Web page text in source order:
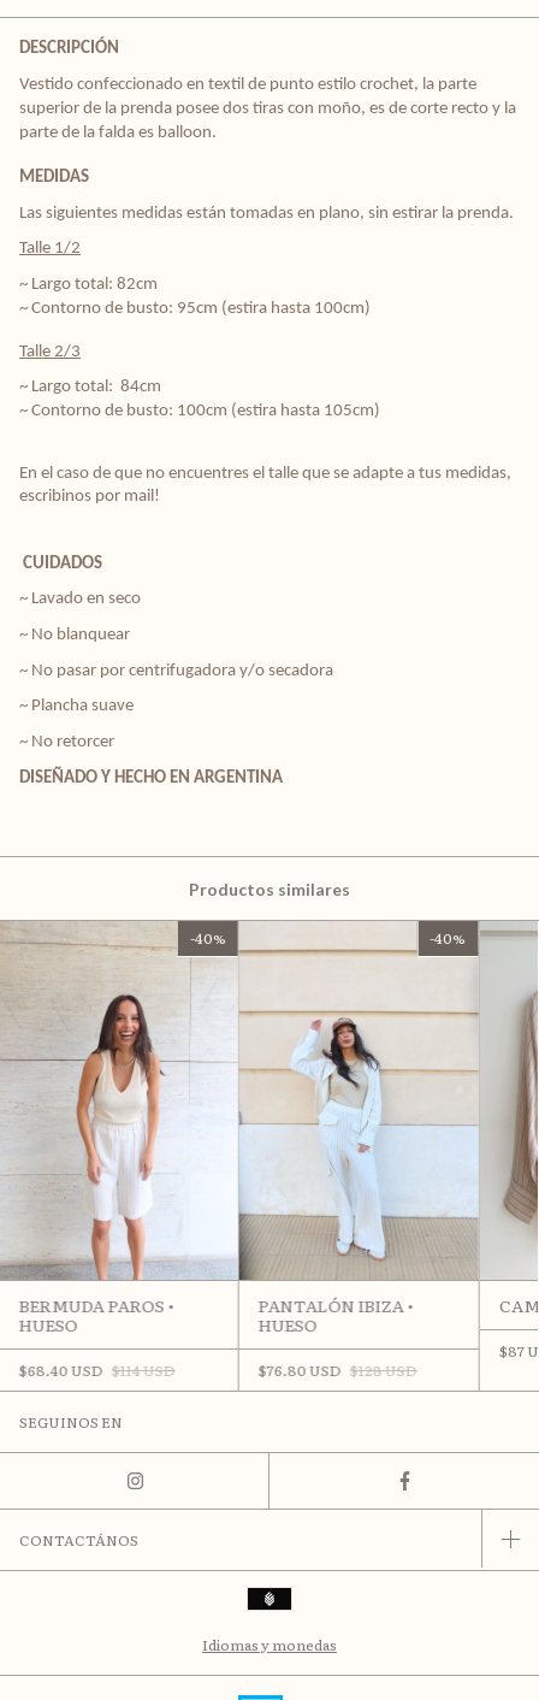
DESCRIPCIÓN
Vestido confeccionado en textil de punto estilo crochet, la parte
superior de la prenda posee dos tiras con moño, es de corte recto y la
parte de la falda es balloon.
MEDIDAS
Las siguientes medidas están tomadas en plano, sin estirar la prenda.
Talle 1/2
~ Largo total: 82cm
~ Contorno de busto: 95cm (estira hasta 100cm)
Talle 2/3
~ Largo total: 84cm
~ Contorno de busto: 100cm (estira hasta 105cm)
En el caso de que no encuentres el talle que se adapte a tus medidas,
escribinos por mail!
CUIDADOS
~ Lavado en seco
~ No blanquear
~ No pasar por centrifugadora y/o secadora
~ Plancha suave
~ No retorcer
DISEÑADO Y HECHO EN ARGENTINA
Productos similares
-40%
BERMUDA PAROS •
HUESO
$68.40 USD $114 USD
-40%
PANTALÓN IBIZA •
HUESO
$76.80 USD $128 USD
$87
SEGUINOS EN
CONTACTÁNOS
Idiomas y monedas